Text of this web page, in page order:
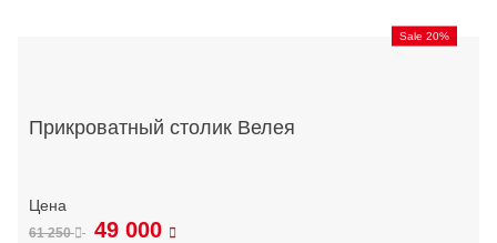
Sale 20%
Прикроватный столик Велея
61 250 49 000